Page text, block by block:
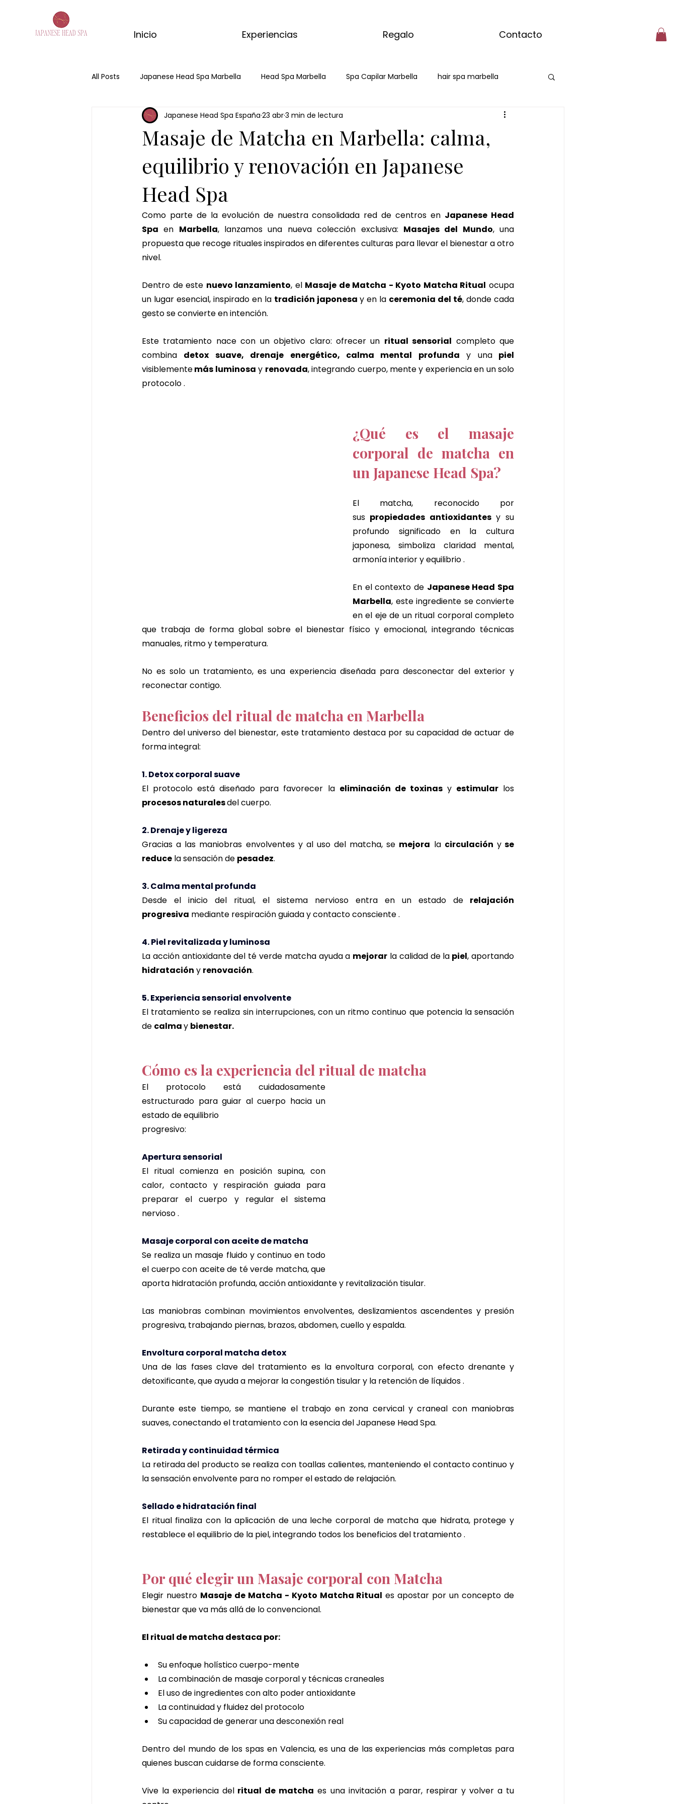
Inicio Experiencias Regalo Contacto
All Posts Japanese Head Spa Marbella Head Spa Marbella Spa Capilar Marbella hair spa marbella
spa capilar japanese head spa head spa masajes del mundo
kyoto matcha ritual masaje relajante de matcha ritual corporal matcha
tratamiento corporal matcha
Masaje de Matcha en Marbella: calma,
equilibrio y renovación en Japanese
Head Spa
Japanese Head Spa España 23 abr3 min de lectura
Como parte de la evolución de nuestra consolidada red de centros en Japanese Head
Spa en Marbella, lanzamos una nueva colección exclusiva: Masajes del Mundo, una
propuesta que recoge rituales inspirados en diferentes culturas para llevar el bienestar a otro
nivel.
Dentro de este nuevo lanzamiento, el Masaje de Matcha - Kyoto Matcha Ritual ocupa
un lugar esencial, inspirado en la tradición japonesa y en la ceremonia del té, donde cada
gesto se convierte en intención.
Este tratamiento nace con un objetivo claro: ofrecer un ritual sensorial completo que
combina detox suave, drenaje energético, calma mental profunda y una
visiblemente más luminosa y renovada, integrando cuerpo, mente y experiencia en un solo
protocolo .
¿Qué es el masaje
corporal de matcha en
un Japanese Head Spa?
El matcha, reconocido por
sus propiedades antioxidantes y su
profundo significado en la cultura
japonesa, simboliza claridad mental,
armonía interior y equilibrio .
En el contexto de Japanese Head Spa
Marbella, este ingrediente se convierte
en el eje de un ritual corporal completo
que trabaja de forma global sobre el bienestar físico y emocional, integrando técnicas
manuales, ritmo y temperatura.
No es solo un tratamiento, es una experiencia diseñada para desconectar del exterior y
reconectar contigo.
Beneficios del ritual de matcha en Marbella
Dentro del universo del bienestar, este tratamiento destaca por su capacidad de actuar de
forma integral:
1. Detox corporal suave
El protocolo está diseñado para favorecer la eliminación de toxinas y estimular
procesos naturales del cuerpo.
2. Drenaje y ligereza
Gracias a las maniobras envolventes y al uso del matcha, se mejora la circulación y se
reduce la sensación de pesadez.
3. Calma mental profunda
Desde el inicio del ritual, el sistema nervioso entra en un estado de relajación
progresiva mediante respiración guiada y contacto consciente .
4. Piel revitalizada y luminosa
La acción antioxidante del té verde matcha ayuda a mejorar la calidad de la piel
hidratación y renovación.
5. Experiencia sensorial envolvente
El tratamiento se realiza sin interrupciones, con un ritmo continuo que potencia la sensación
de calma y bienestar.
Cómo es la experiencia del ritual de matcha
El protocolo está cuidadosamente
estructurado para guiar al cuerpo hacia un
estado de equilibrio
progresivo:
Apertura sensorial
El ritual comienza en posición supina, con
calor, contacto y respiración guiada para
preparar el cuerpo y regular el sistema
nervioso .
Masaje corporal con aceite de matcha
Se realiza un masaje fluido y continuo en todo
el cuerpo con aceite de té verde matcha, que
aporta hidratación profunda, acción antioxidante y revitalización tisular.
Las maniobras combinan movimientos envolventes, deslizamientos ascendentes y presión
progresiva, trabajando piernas, brazos, abdomen, cuello y espalda.
Envoltura corporal matcha detox
Una de las fases clave del tratamiento es la envoltura corporal, con efecto drenante y
detoxificante, que ayuda a mejorar la congestión tisular y la retención de líquidos .
Durante este tiempo, se mantiene el trabajo en zona cervical y craneal con maniobras
suaves, conectando el tratamiento con la esencia del Japanese Head Spa.
Retirada y continuidad térmica
La retirada del producto se realiza con toallas calientes, manteniendo el contacto continuo y
la sensación envolvente para no romper el estado de relajación.
Sellado e hidratación final
El ritual finaliza con la aplicación de una leche corporal de matcha que hidrata, protege y
restablece el equilibrio de la piel, integrando todos los beneficios del tratamiento .
Por qué elegir un Masaje corporal con Matcha
Elegir nuestro Masaje de Matcha - Kyoto Matcha Ritual es apostar por un concepto de
bienestar que va más allá de lo convencional.
El ritual de matcha destaca por:
Su enfoque holístico cuerpo-mente
La combinación de masaje corporal y técnicas craneales
El uso de ingredientes con alto poder antioxidante
La continuidad y fluidez del protocolo
Su capacidad de generar una desconexión real
Dentro del mundo de los spas en Valencia, es una de las experiencias más completas para
quienes buscan cuidarse de forma consciente.
Vive la experiencia del ritual de matcha es una invitación a parar, respirar y volver a tu